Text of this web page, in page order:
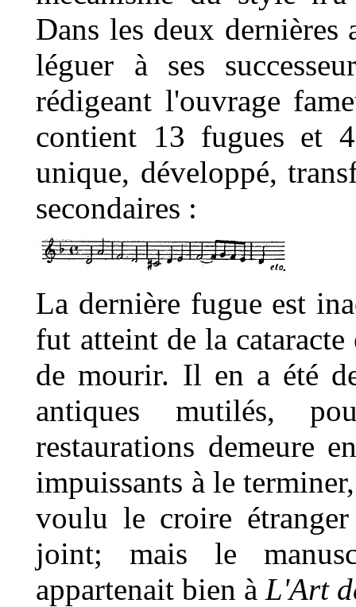
Dans les deux
léguer à ses
rédigeant l'ouvrage
contient 13 fugues et
unique, développé,
secondaires :
La dernière fugue est
fut atteint de la
de mourir. Il en a été
antiques mutilés,
restaurations demeure
impuissants à le
voulu le croire
joint; mais le
appartenait bien àL'Art